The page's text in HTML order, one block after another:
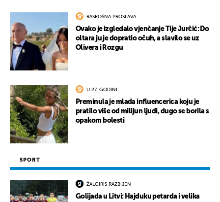
RASKOŠNA PROSLAVA
Ovako je izgledalo vjenčanje Tije Jurčić: Do
oltara ju je dopratio očuh, a slavilo se uz
Olivera i Rozgu
U 27. GODINI
Preminula je mlada influencerica koju je
pratilo više od milijun ljudi, dugo se borila s
opakom bolesti
SPORT
ŽALGIRIS RAZBIJEN
Golijada u Litvi: Hajduku petarda i velika